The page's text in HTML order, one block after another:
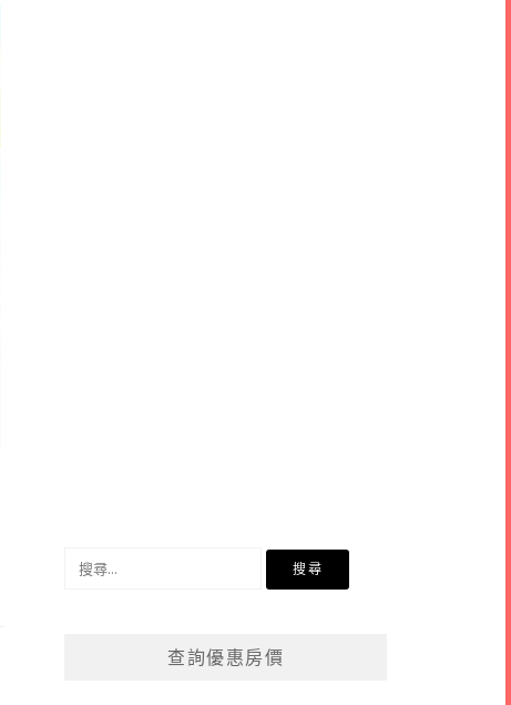
查詢優惠房價